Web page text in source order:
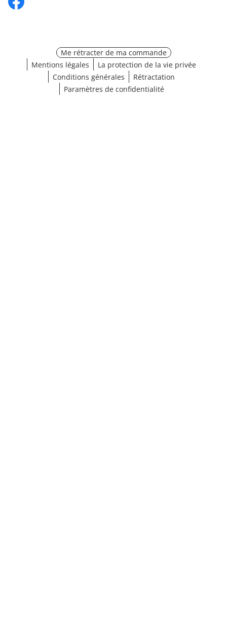
Me rétracter de ma commande
Mentions légales
La protection de la vie privée
Conditions générales
Rétractation
Paramètres de confidentialité